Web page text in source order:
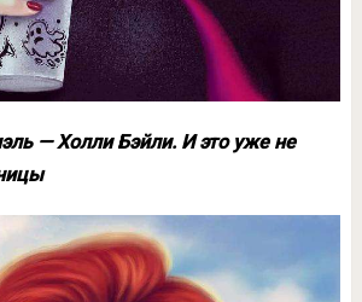
— Холли Бэйли. И это уже не